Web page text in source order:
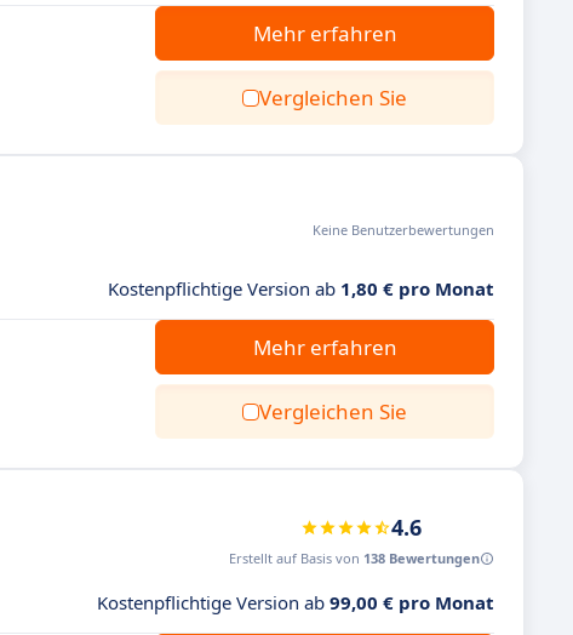
Mehr erfahren
Vergleichen Sie
Keine Benutzerbewertungen
Kostenpflichtige Version ab 1,80 € pro Monat
Mehr erfahren
Vergleichen Sie
4.6
Erstellt auf Basis von 138 Bewertungen
Kostenpflichtige Version ab 99,00 € pro Monat